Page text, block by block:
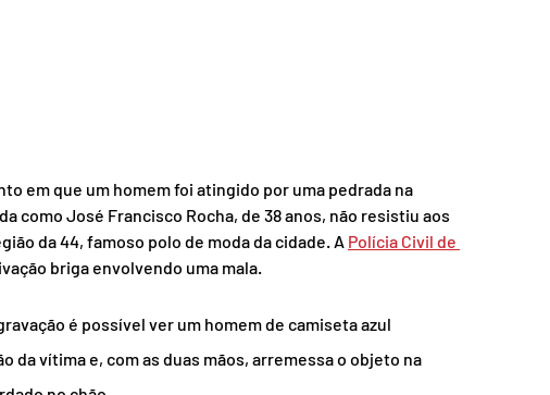
em que um homem foi atingido por uma pedrada na
como José Francisco Rocha, de 38 anos, não resistiu aos
da 44, famoso polo de moda da cidade. A Polícia Civil de
briga envolvendo uma mala.
é possível ver um homem de camiseta azul
da vítima e, com as duas mãos, arremessa o objeto na